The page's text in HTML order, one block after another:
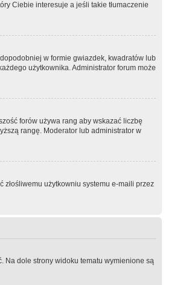
Ciebie interesuje a jeśli takie tłumaczenie
w formie gwiazdek, kwadratów lub
użytkownika. Administrator forum może
forów używa rang aby wskazać liczbę
rangę. Moderator lub administrator w
złośliwemu użytkowniu systemu e-maili przez
Na dole strony widoku tematu wymienione są